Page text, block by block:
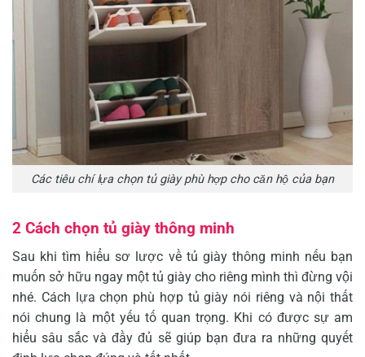
Các tiêu chí lựa chọn tủ giày phù hợp cho căn hộ của bạn
2 Cách chọn tủ giày thông minh
Sau khi tìm hiểu sơ lược về tủ giày thông minh nếu bạn
muốn sở hữu ngay một tủ giày cho riêng mình thì đừng vội
nhé. Cách lựa chọn phù hợp tủ giày nói riêng và nội thất
nói chung là một yếu tố quan trọng. Khi có được sự am
hiểu sâu sắc và đầy đủ sẽ giúp bạn đưa ra những quyết